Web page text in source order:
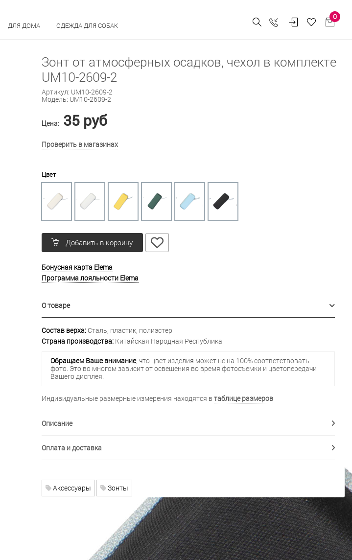
ДЛЯ ДОМА ОДЕЖДА ДЛЯ СОБАК
0
Зонт от атмосферных осадков, чехол в комплекте
UM10-2609-2
Артикул: UM10-2609-2
Модель: UM10-2609-2
Цена: 35 руб
Проверить в магазинах
Цвет
Добавить в корзину
Бонусная карта Elema
Программа лояльности Elema
О товаре
Состав верха:Сталь, пластик, полиэстер
Страна производства:Китайская Народная Республика
Обращаем Ваше внимание, что цвет изделия может не на 100% соответствовать
фото. Это во многом зависит от освещения во время фотосъемки и цветопередачи
Вашего дисплея.
Индивидуальные размерные измерения находятся в таблице размеров
Описание
Оплата и доставка
Аксессуары Зонты